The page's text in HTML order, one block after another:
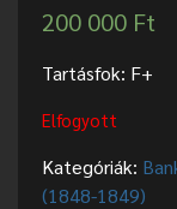
200 000 Ft
Tartásfok: F+
Elfogyott
Kategóriák:
(1848-1849)